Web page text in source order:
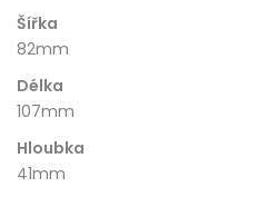
Šířka
82mm
Délka
107mm
Hloubka
41mm